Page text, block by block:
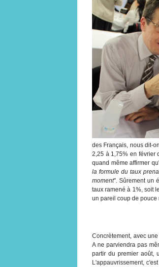
des Français, nous dit-
2,25 à 1,75% en février
quand même affirmer
la formule du taux
moment". Sûrement un
taux ramené à 1%, soit
un pareil coup de
Concrètement, avec
A ne parviendra pas
partir du premier août,
L'appauvrissement,